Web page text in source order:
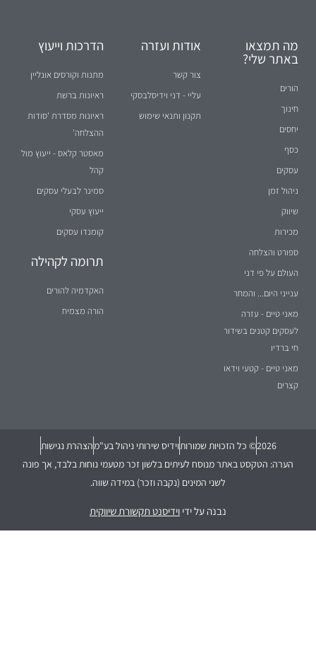
מה תמצאו
באתר שלי?
הורים
חינוך
יחסים
כסף
עסקים
ניהול זמן
שיווק
מכירות
ספורט והצלחה
העולם על פי דני
ענייני היום... והמחר
מאני טיים - עזרה
לעסקים קטנים בשידור
חי ברדיו
מאני טיים - קטעי וידאו
קצרים
אודות ועזרה
צור קשר
עליי - דני וידיסלבסקי
תקנון ותנאי שימוש
הדרכות וייעוץ
מתנות וקורסים אונליין
ראיונות ברשת
ראיונות מסדרת 'סודות
ההצלחה'
מאסטר קלאס - ייעוץ מול
קהל
סמינר לבעלי עסקים
ייעוץ עסקי
קומנדו עסקים
תרומה לקהילה
האקדמיה להורים
הורה מצמיח
2026© כל הזכויות שמורותוידיס שירותי ניהול בע"מהצהרת נגישות
הערה: הטקסט באתר מנוסח לעיתים בלשון זכר מטעמי נוחות בלבד, אך פונה
לשני המינים (נקבה וזכר) במידה שווה.
נבנה על ידי וידיסנט תקשורת שיווקית